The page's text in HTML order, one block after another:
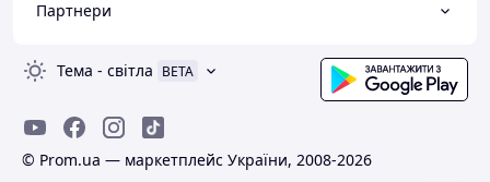
Партнери
Тема - світла BETA
© Prom.ua — маркетплейс України, 2008-2026